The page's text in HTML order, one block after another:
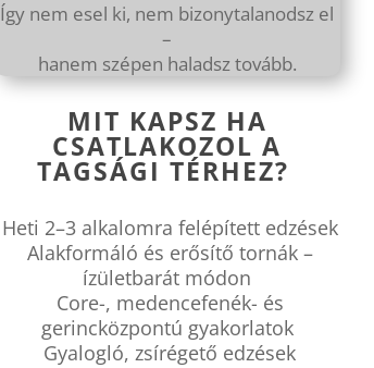
Így nem esel ki, nem bizonytalanodsz el
–
hanem szépen haladsz tovább.
MIT KAPSZ HA
CSATLAKOZOL A
TAGSÁGI TÉRHEZ?
Heti 2–3 alkalomra felépített edzések
Alakformáló és erősítő tornák –
ízületbarát módon
Core-, medencefenék- és
gerincközpontú gyakorlatok
Gyalogló, zsírégető edzések